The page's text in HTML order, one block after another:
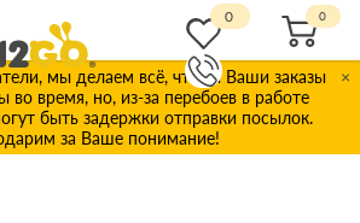
мы делаем всё, чтобы Ваши заказы
во время, но, из-за перебоев в работе
быть задержки отправки посылок.
за Ваше понимание!
×
0